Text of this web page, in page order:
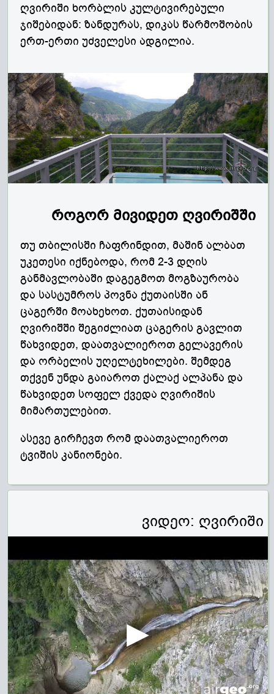
ღვირიში ხორბლის კულტივირებული
ჯიშებიდან: ზანდურას, დიკას წარმოშობის
ერთ-ერთი უძველესი ადგილია.
როგორ მივიდეთ ღვირიშში
თუ თბილისში ჩაფრინდით, მაშინ ალბათ
უკეთესი იქნებოდა, რომ 2-3 დღის
განმავლობაში დაგეგმოთ მოგზაურობა
და სასტუმროს პოვნა ქუთაისში ან
ცაგერში მოახეხოთ. ქუთაისიდან
ღვირიშში შეგიძლიათ ცაგერის გავლით
წახვიდეთ, დაათვალიეროთ გელავერის
და ორბელის უღელტეხილები. შემდეგ
თქვენ უნდა გაიაროთ ქალაქ ალპანა და
წახვიდეთ სოფელ ქვედა ღვირიშის
მიმართულებით.
ასევე გირჩევთ რომ დაათვალიეროთ
ტვიშის კანიონები.
ვიდეო: ღვირიში